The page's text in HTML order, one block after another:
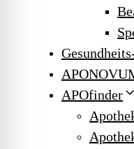
APOfinder